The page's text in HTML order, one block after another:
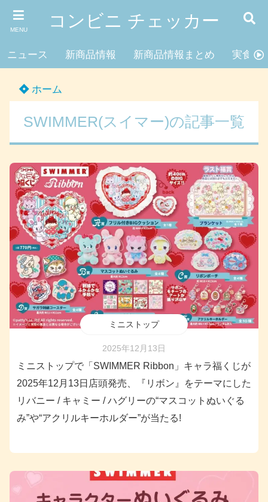
MENU コンビニ チェッカー
ニュース 新商品情報 新商品情報まとめ 実食レ
ホーム
SWIMMER(スイマー)の記事一覧
ミニストップ
2025年12月13日
ミニストップで「SWIMMER Ribbon」キャラ福くじが
2025年12月13日店頭発売、『リボン』をテーマにした
リバニー / キャミー / ハグリーの“マスコットぬいぐる
み”や“アクリルキーホルダー”が当たる!